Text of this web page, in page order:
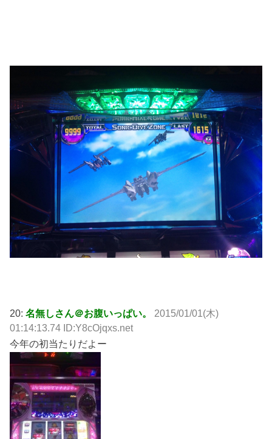
20:名無しさん＠お腹いっぱい。
2015/01/01(木)
01:14:13.74 ID:Y8cOjqxs.net
今年の初当たりだよー